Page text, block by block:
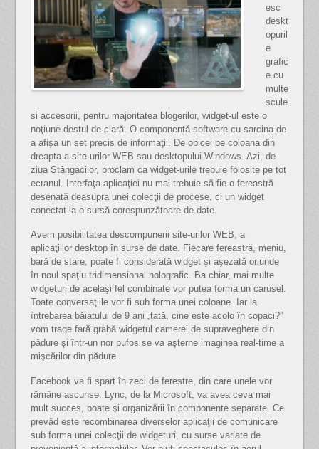
esc
deskt
opuril
e
grafic
e cu
multe
scule
si accesorii, pentru majoritatea blogerilor, widget-ul este o
noţiune destul de clară. O componentă software cu sarcina de
a afişa un set precis de informaţii. De obicei pe coloana din
dreapta a site-urilor WEB sau desktopului Windows. Azi, de
ziua Stângacilor, proclam ca widget-urile trebuie folosite pe tot
ecranul. Interfaţa aplicaţiei nu mai trebuie să fie o fereastră
desenată deasupra unei colecţii de procese, ci un widget
conectat la o sursă corespunzătoare de date.
Avem posibilitatea descompunerii site-urilor WEB, a
aplicaţiilor desktop în surse de date. Fiecare fereastră, meniu,
bară de stare, poate fi considerată widget şi aşezată oriunde
în noul spaţiu tridimensional holografic. Ba chiar, mai multe
widgeturi de acelaşi fel combinate vor putea forma un carusel.
Toate conversaţiile vor fi sub forma unei coloane. Iar la
întrebarea băiatului de 9 ani „tată, cine este acolo în copaci?”
vom trage fară grabă widgetul camerei de supraveghere din
pădure şi într-un nor pufos se va aşterne imaginea real-time a
mişcărilor din pădure.
Facebook va fi spart în zeci de ferestre, din care unele vor
rămâne ascunse. Lync, de la Microsoft, va avea ceva mai
mult succes, poate şi organizării în componente separate. Ce
prevăd este recombinarea diverselor aplicaţii de comunicare
sub forma unei colecţii de widgeturi, cu surse variate de